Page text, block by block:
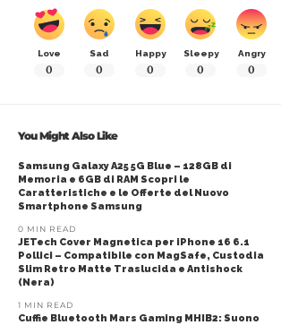
Love
0
Sad
0
Happy
0
Sleepy
0
Angry
0
You Might Also Like
Samsung Galaxy A25 5G Blue – 128GB di
Memoria e 6GB di RAM Scopri le
Caratteristiche e le Offerte del Nuovo
Smartphone Samsung
0 MIN READ
JETech Cover Magnetica per iPhone 16 6.1
Pollici – Compatibile con MagSafe, Custodia
Slim Retro Matte Traslucida e Antishock
(Nera)
1 MIN READ
Cuffie Bluetooth Mars Gaming MHIB2: Suono